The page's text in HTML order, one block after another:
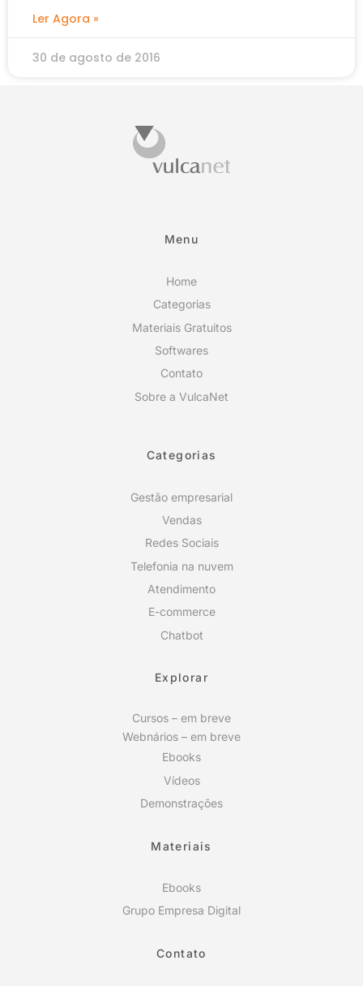
Ler Agora »
30 de agosto de 2016
Menu
Home
Categorias
Materiais Gratuitos
Softwares
Contato
Sobre a VulcaNet
Categorias
Gestão empresarial
Vendas
Redes Sociais
Telefonia na nuvem
Atendimento
E-commerce
Chatbot
Explorar
Cursos – em breve
Webnários – em breve
Ebooks
Vídeos
Demonstrações
Materiais
Ebooks
Grupo Empresa Digital
Contato